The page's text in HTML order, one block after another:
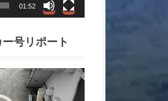
01:52
号リポート